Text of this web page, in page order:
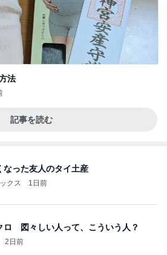
法
記事を読む
なった友人のタイ土産
クス 1日前
ロ 図々しい人って、こういう人？
2日前